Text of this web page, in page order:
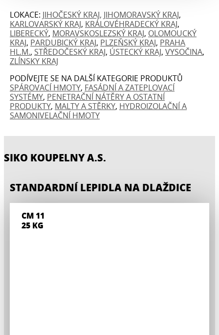
LOKACE: JIHOČESKÝ KRAJ,​ JIHOMORAVSKÝ KRAJ,
KARLOVARSKÝ KRAJ, KRÁLOVÉHRADECKÝ KRAJ,
LIBERECKÝ, MORAVSKOSLEZSKÝ KRAJ, OLOMOUCKÝ
KRAJ, PARDUBICKÝ KRAJ, PLZEŇSKÝ KRAJ, PRAHA
HL.M., STŘEDOČESKÝ KRAJ, ÚSTECKÝ KRAJ, VYSOČINA,
ZLÍNSKY KRAJ
PODÍVEJTE SE NA DALŠÍ KATEGORIE PRODUKTŮ
SPÁROVACÍ HMOTY, FASÁDNÍ A ZATEPLOVACÍ
SYSTÉMY, PENETRAČNÍ NÁTĚRY A OSTATNÍ
PRODUKTY, MALTY A STĚRKY, HYDROIZOLAČNÍ A
SAMONIVELAČNÍ HMOTY
SIKO KOUPELNY A.S.
STANDARDNÍ LEPIDLA NA DLAŽDICE
CM 11
25 KG